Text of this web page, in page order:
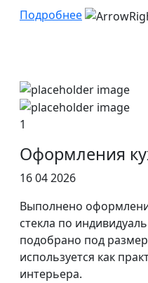
Подробнее
1
Оформления
16 04 2026
Выполнено
стекла по
подобрано под
используется как
интерьера.